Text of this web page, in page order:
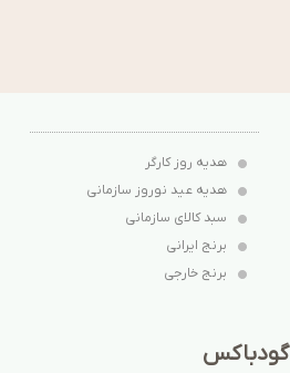
هدیه روز کارگر
هدیه عید نوروز سازمانی
سبد کالای سازمانی
برنج ایرانی
برنج خارجی
گودباکس